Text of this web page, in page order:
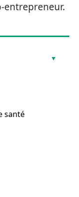
santé